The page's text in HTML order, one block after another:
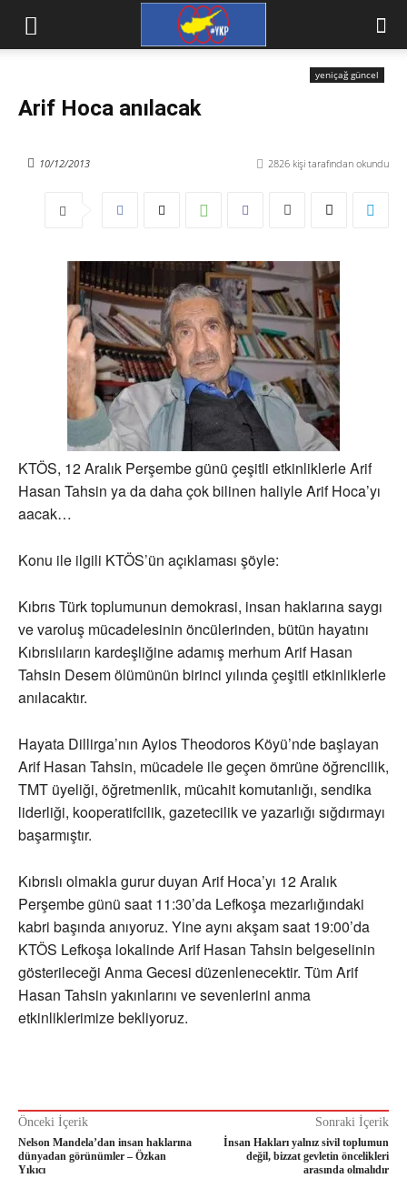
yeniçağ güncel
Arif Hoca anılacak
2826 kişi tarafından okundu
10/12/2013
KTÖS, 12 Aralık Perşembe günü çeşitli etkinliklerle Arif
Hasan Tahsin ya da daha çok bilinen haliyle Arif Hoca’yı
aacak…
Konu ile ilgili KTÖS’ün açıklaması şöyle:
Kıbrıs Türk toplumunun demokrasi, insan haklarına saygı
ve varoluş mücadelesinin öncülerinden, bütün hayatını
Kıbrıslıların kardeşliğine adamış merhum Arif Hasan
Tahsin Desem ölümünün birinci yılında çeşitli etkinliklerle
anılacaktır.
Hayata Dillirga’nın Ayios Theodoros Köyü’nde başlayan
Arif Hasan Tahsin, mücadele ile geçen ömrüne öğrencilik,
TMT üyeliği, öğretmenlik, mücahit komutanlığı, sendika
liderliği, kooperatifcilik, gazetecilik ve yazarlığı sığdırmayı
başarmıştır.
Kıbrıslı olmakla gurur duyan Arif Hoca’yı 12 Aralık
Perşembe günü saat 11:30’da Lefkoşa mezarlığındaki
kabri başında anıyoruz. Yine aynı akşam saat 19:00’da
KTÖS Lefkoşa lokalinde Arif Hasan Tahsin belgeselinin
gösterileceği Anma Gecesi düzenlenecektir. Tüm Arif
Hasan Tahsin yakınlarını ve sevenlerini anma
etkinliklerimize bekliyoruz.
Önceki İçerik
Nelson Mandela’dan insan haklarına
dünyadan görünümler – Özkan
Yıkıcı
Sonraki İçerik
İnsan Hakları yalnız sivil toplumun
değil, bizzat gevletin öncelikleri
arasında olmalıdır